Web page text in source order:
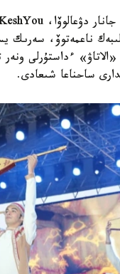
ءداستۇرلى ونەر
ساحناعا شىعادى.